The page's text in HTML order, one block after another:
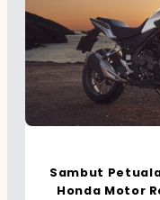
Sambut
Honda Motor